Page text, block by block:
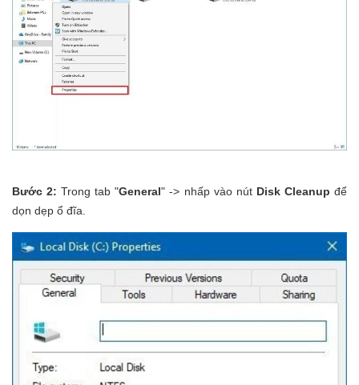
Bước 2: Trong tab "General" -> nhấp vào nút Disk Cleanupđể
dọn dẹp ổ đĩa.